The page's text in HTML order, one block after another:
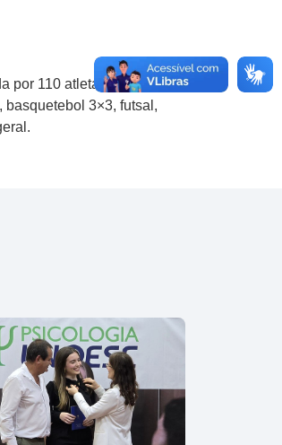
por 110 atletas, dos
3×3, futsal,